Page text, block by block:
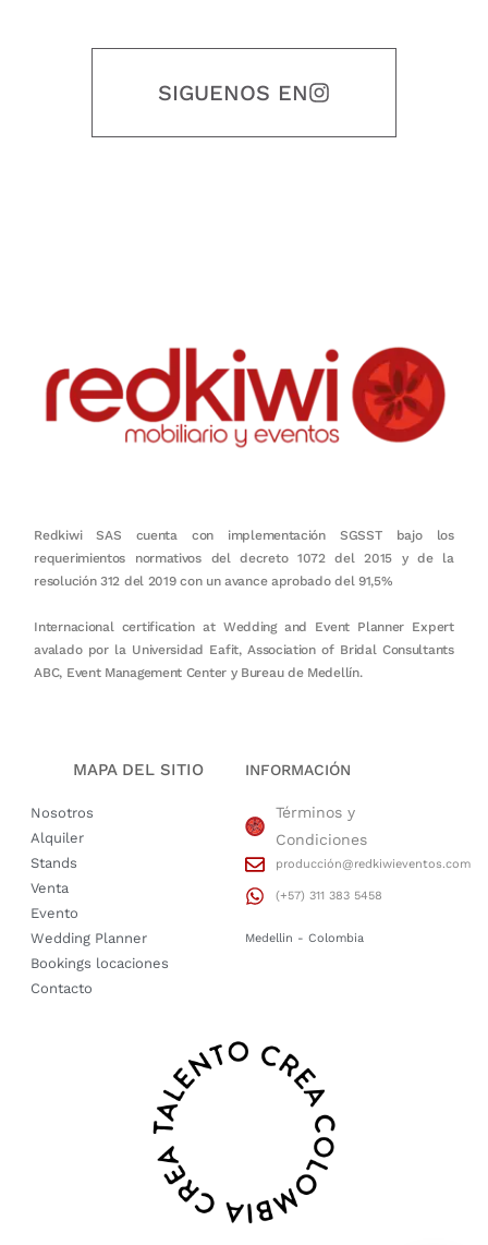
SIGUENOS EN
Redkiwi SAS cuenta con implementación SGSST bajo los
requerimientos normativos del decreto 1072 del 2015 y de la
resolución 312 del 2019 con un avance aprobado del 91,5%
Internacional certification at Wedding and Event Planner Expert
avalado por la Universidad Eafit, Association of Bridal Consultants
ABC, Event Management Center y Bureau de Medellín.
MAPA DEL SITIO
Nosotros
Alquiler
Stands
Venta
Evento
Wedding Planner
Bookings locaciones
Contacto
INFORMACIÓN
Términos y
Condiciones
producción@redkiwieventos.com
(+57) 311 383 5458
Medellin - Colombia